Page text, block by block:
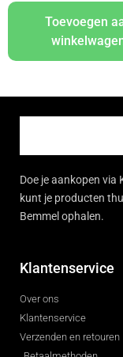
Toevoegen
Doe je aankopen via
kunt je producten
Bemmel ophalen.
Klantenservice
Over ons
Klantenservice
Verzenden en retouren